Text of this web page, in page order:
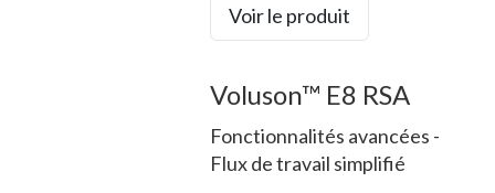
Voir le produit
Voluson™ E8 RSA
Fonctionnalités avancées -
Flux de travail simplifié